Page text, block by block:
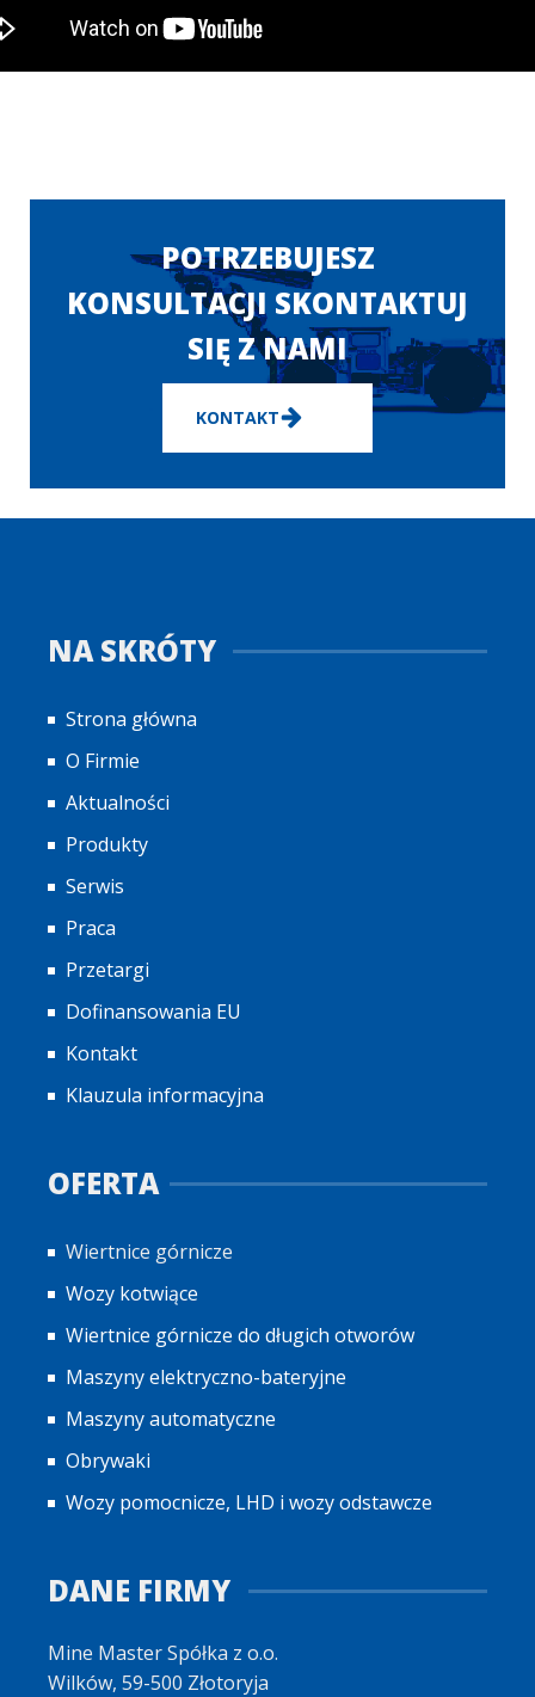
POTRZEBUJESZ
KONSULTACJI SKONTAKTUJ
SIĘ Z NAMI
KONTAKT
NA SKRÓTY
Strona główna
O Firmie
Aktualności
Produkty
Serwis
Praca
Przetargi
Dofinansowania EU
Kontakt
Klauzula informacyjna
OFERTA
Wiertnice górnicze
Wozy kotwiące
Wiertnice górnicze do długich otworów
Maszyny elektryczno-bateryjne
Maszyny automatyczne
Obrywaki
Wozy pomocnicze, LHD i wozy odstawcze
DANE FIRMY
Mine Master Spółka z o.o.
Wilków, 59-500 Złotoryja